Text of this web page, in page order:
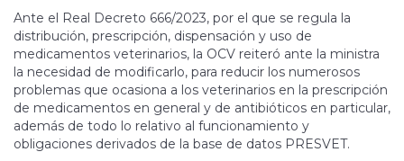
Ante el Real Decreto 666/2023, por el que se regula la
distribución, prescripción, dispensación y uso de
medicamentos veterinarios, la OCV reiteró ante la ministra
la necesidad de modificarlo, para reducir los numerosos
problemas que ocasiona a los veterinarios en la prescripción
de medicamentos en general y de antibióticos en particular,
además de todo lo relativo al funcionamiento y
obligaciones derivados de la base de datos PRESVET.